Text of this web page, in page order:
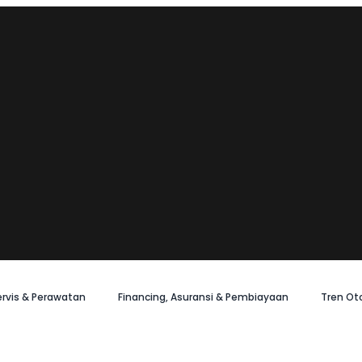
& Perawatan Financing, Asuransi & Pembiayaan Tren